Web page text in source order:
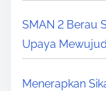
SMAN 2 Berau
Upaya
Menerapkan